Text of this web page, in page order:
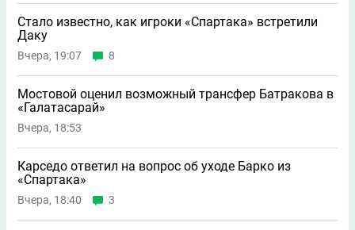
Стало известно, как игроки «Спартака» встретили
Даку
Вчера, 19:07 8
Мостовой оценил возможный трансфер Батракова в
«Галатасарай»
Вчера, 18:53
Карседо ответил на вопрос об уходе Барко из
«Спартака»
Вчера, 18:40 3